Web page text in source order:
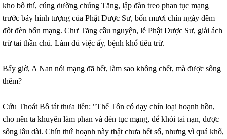
kho bố thí, cúng dường chúng Tăng, lập đàn treo phan tục mạng
trước bảy hình tượng của Phật Dược Sư, bốn mươi chín ngày đêm
đốt đèn bổn mạng. Chư Tăng cầu nguyện, lễ Phật Dược Sư, giải ách
trừ tai thần chú. Làm đủ việc ấy, bệnh khổ tiêu trừ.
Bấy giờ, A Nan nói mạng đã hết, làm sao không chết, mà được sống
thêm?
Cứu Thoát Bồ tát thưa liền: "Thế Tôn có dạy chín loại hoạnh hồn,
cho nên ta khuyên làm phan và đèn tục mạng, để khỏi tai nạn, được
sống lâu dài. Chín thứ hoạnh này thật chưa hết số, nhưng vì quá khổ,